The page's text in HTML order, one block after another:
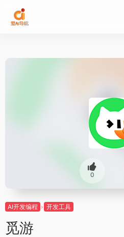
0
AI开发编程 开发工具
觅游